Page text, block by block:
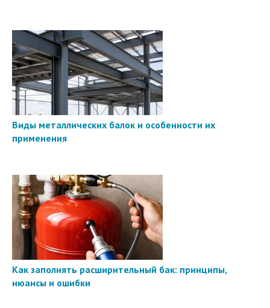
Виды металлических балок и особенности их
применения
Как заполнять расширительный бак: принципы,
нюансы и ошибки